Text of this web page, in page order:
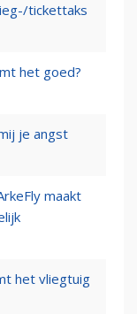
tickettaks
het goed?
je angst
maakt
het vliegtuig